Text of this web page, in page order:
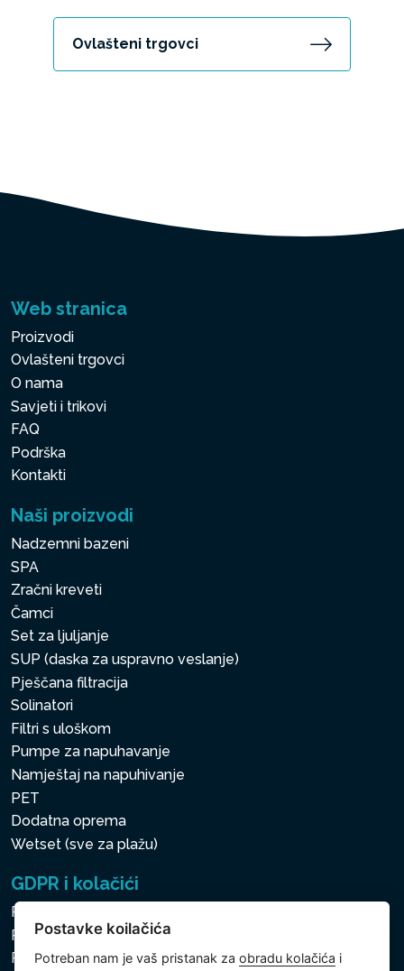
Ovlašteni trgovci
Web stranica
Proizvodi
Ovlašteni trgovci
O nama
Savjeti i trikovi
FAQ
Podrška
Kontakti
Naši proizvodi
Nadzemni bazeni
SPA
Zračni kreveti
Čamci
Set za ljuljanje
SUP (daska za uspravno veslanje)
Pješčana filtracija
Solinatori
Filtri s uloškom
Pumpe za napuhavanje
Namještaj na napuhivanje
PET
Dodatna oprema
Wetset (sve za plažu)
GDPR i kolačići
Pravila zaštite osobnih i drugih obrađivanih podataka
Politika kolačića
Postavke koilačića
Postavke koilačića
Potreban nam je vaš pristanak zaobradu kolačića i